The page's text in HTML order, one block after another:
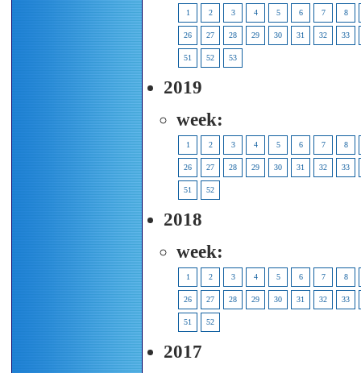
1 2 3 4 5 6 7 8
26 27 28 29 30 31 32 33
51 52 53
2019
week:
1 2 3 4 5 6 7 8
26 27 28 29 30 31 32 33
51 52
2018
week:
1 2 3 4 5 6 7 8
26 27 28 29 30 31 32 33
51 52
2017